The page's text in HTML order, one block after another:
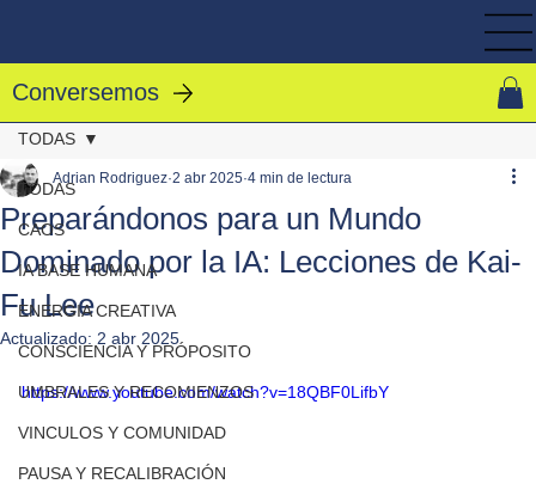
Conversemos
TODAS
CAOS
IA BASE HUMANA
ENERGIA CREATIVA
CONSCIENCIA Y PRÓPOSITO
UMBRALES Y RECOMIENZOS
VINCULOS Y COMUNIDAD
PAUSA Y RECALIBRACIÓN
TODAS
Preparándonos para un Mundo
Dominado por la IA: Lecciones de Kai-
Fu Lee
Adrian Rodriguez 2 abr 2025 4 min de lectura
Actualizado: 2 abr 2025
https://www.youtube.com/watch?v=18QBF0LifbY